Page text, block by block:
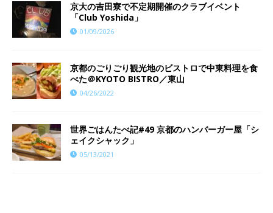
京大の吉田寮で不定期開催のクラブイベント
「Club Yoshida」
01/09/2026
京都のごりごり観光地のビストロで中東料理を食
べた＠KYOTO BISTRO／東山
04/26/2022
世界ごはんたべ記#49 京都のハンバーガー屋「シ
ェイクシャック」
05/13/2021